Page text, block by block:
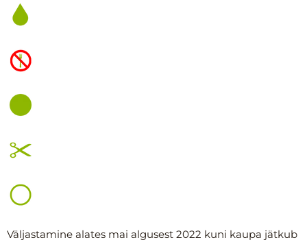
Väljastamine alates mai algusest 2022 kuni kaupa jätkub